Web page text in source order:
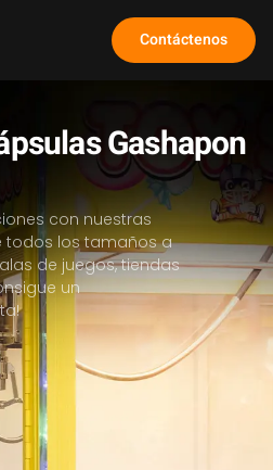
Contáctenos
Gashapon
con nuestras
los tamaños a
de juegos, tiendas
un